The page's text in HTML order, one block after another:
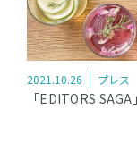
2021.10.26 プレス
「EDITORS